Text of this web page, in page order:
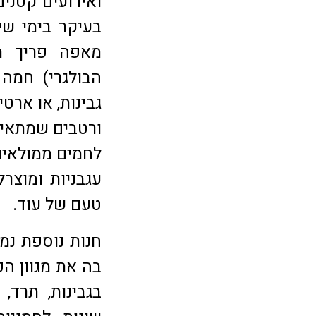
בעיקר בימי
מאפה פריך
הבולגרי)
גבינות, או
ורטבים
לחמים
עגבניות
טעם של עוד.
בה את מגוון
בגבינות,